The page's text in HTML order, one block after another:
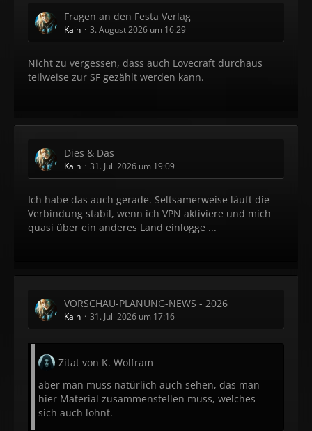
Fragen an den Festa Verlag
Kain 3. August 2026 um 16:29
Nicht zu vergessen, dass auch Lovecraft durchaus
teilweise zur SF gezählt werden kann.
Dies & Das
Kain 31. Juli 2026 um 19:09
Ich habe das auch gerade. Seltsamerweise läuft die
Verbindung stabil, wenn ich VPN aktiviere und mich
quasi über ein anderes Land einlogge ...
VORSCHAU-PLANUNG-NEWS - 2026
Kain 31. Juli 2026 um 17:16
Zitat von K. Wolfram
aber man muss natürlich auch sehen, das man
hier Material zusammenstellen muss, welches
sich auch lohnt.